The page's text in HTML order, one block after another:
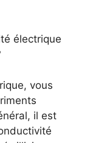
électrique
vous
il est